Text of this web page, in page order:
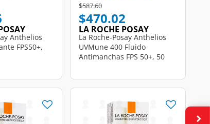
Anthelios
FPS50+,
Price reduced from
$587.60to
$470.02
LA ROCHE POSAY
La Roche-Posay Anthelios
UVMune 400 Fluido
Antimanchas FPS 50+, 50